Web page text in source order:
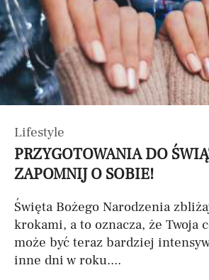
Lifestyle
PRZYGOTOWANIA DO
ZAPOMNIJ O SOBIE!
Święta Bożego Narodzenia
krokami, a to oznacza, że Twoja
może być teraz bardziej
inne dni w roku....